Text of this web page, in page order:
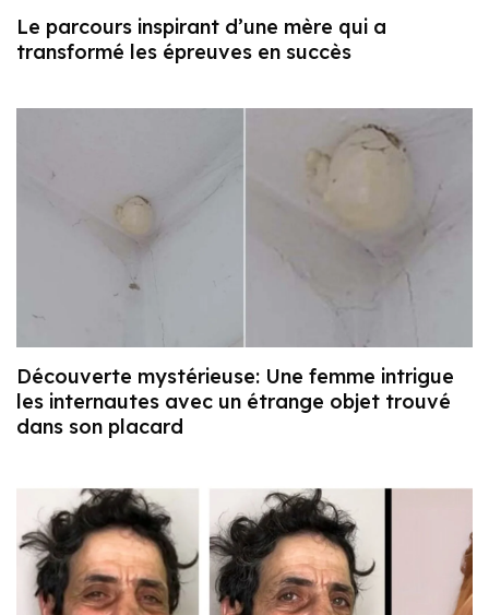
Le parcours inspirant d’une mère qui a
transformé les épreuves en succès
Découverte mystérieuse: Une femme intrigue
les internautes avec un étrange objet trouvé
dans son placard